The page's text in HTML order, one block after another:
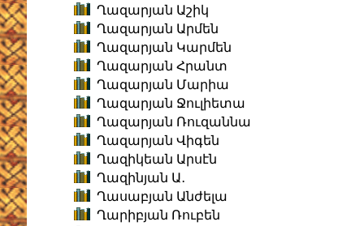
Ղազարյան Աշիկ
Ղազարյան Արմեն
Ղազարյան Կարմեն
Ղազարյան Հրանտ
Ղազարյան Մարիա
Ղազարյան Ջուլիետա
Ղազարյան Ռուզաննա
Ղազարյան Վիգեն
Ղազիկեան Արսէն
Ղազինյան Ա․
Ղասաբյան Անժելա
Ղարիբյան Ռուբեն